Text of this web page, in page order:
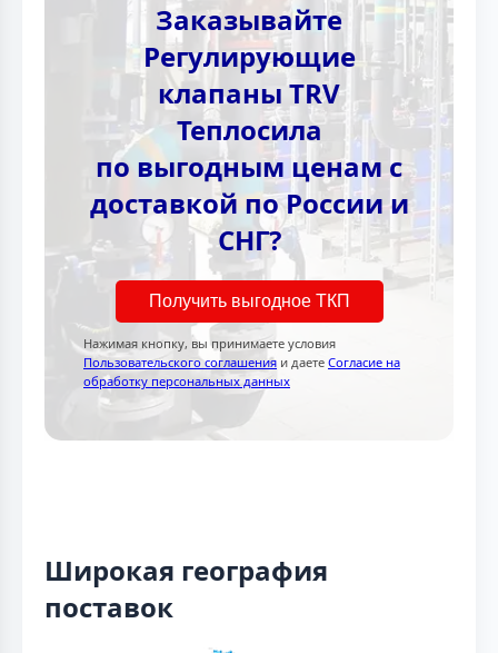
Заказывайте
Регулирующие
клапаны TRV
Теплосила
по выгодным ценам с
доставкой по России и
СНГ?
Получить выгодное ТКП
Нажимая кнопку, вы принимаете условия
Пользовательского соглашения и даете Согласие на
обработку персональных данных
Широкая география
поставок